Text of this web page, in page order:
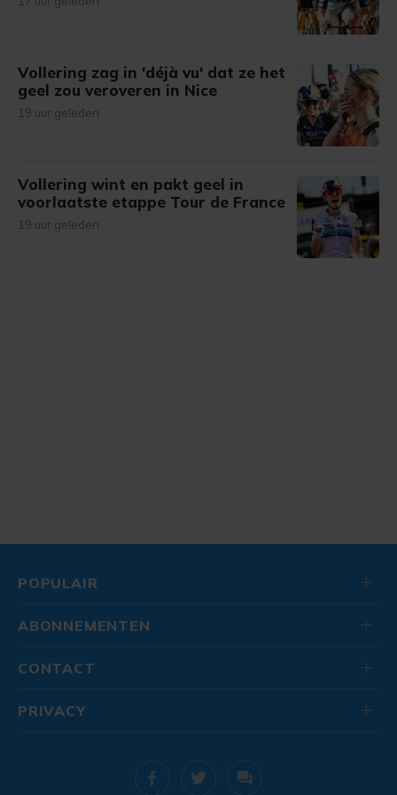
Vollering zag in 'déjà vu' dat ze het
geel zou veroveren in Nice
19 uur geleden
Vollering wint en pakt geel in
voorlaatste etappe Tour de France
19 uur geleden
POPULAIR
ABONNEMENTEN
CONTACT
PRIVACY